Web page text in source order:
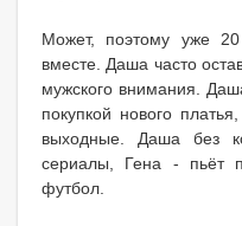
Может, поэтому уже
вместе. Даша часто
мужского внимания.
покупкой нового
выходные. Даша без
сериалы, Гена - пьёт
футбол.